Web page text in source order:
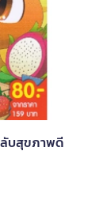
ลับสุขภาพดี